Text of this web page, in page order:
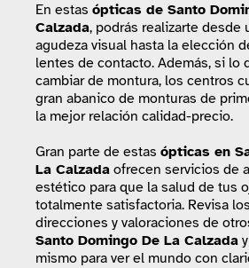
En estas ópticas de Santo
Calzada, podrás realizarte desde
agudeza visual hasta la elección
lentes de contacto. Además, si lo
cambiar de montura, los centros
gran abanico de monturas de
la mejor relación calidad-precio.
Gran parte de estas ópticas en
La Calzada ofrecen servicios de
estético para que la salud de tus
totalmente satisfactoria. Revisa
direcciones y valoraciones de
Santo Domingo De La Calzada
mismo para ver el mundo con